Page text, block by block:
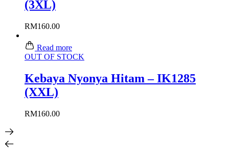
(3XL)
RM160.00
Read more
OUT OF STOCK
Kebaya Nyonya Hitam – IK1285
(XXL)
RM160.00